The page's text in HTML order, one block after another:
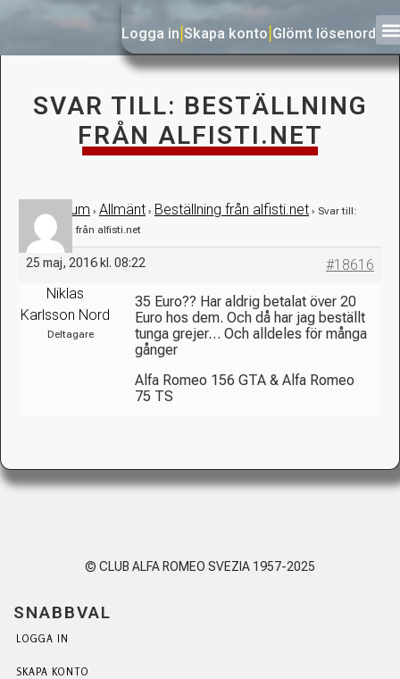
Logga in Skapa konto Glömt lösenord
SVAR TILL: BESTÄLLNING
FRÅN ALFISTI.NET
› Forum › Allmänt › Beställning från alfisti.net › Svar till:
Beställning från alfisti.net
25 maj, 2016 kl. 08:22
#18616
Niklas
Karlsson Nord
Deltagare
35 Euro?? Har aldrig betalat över 20
Euro hos dem. Och då har jag beställt
tunga grejer… Och alldeles för många
gånger
Alfa Romeo 156 GTA & Alfa Romeo
75 TS
© CLUB ALFA ROMEO SVEZIA 1957-2025
SNABBVAL
LOGGA IN
SKAPA KONTO